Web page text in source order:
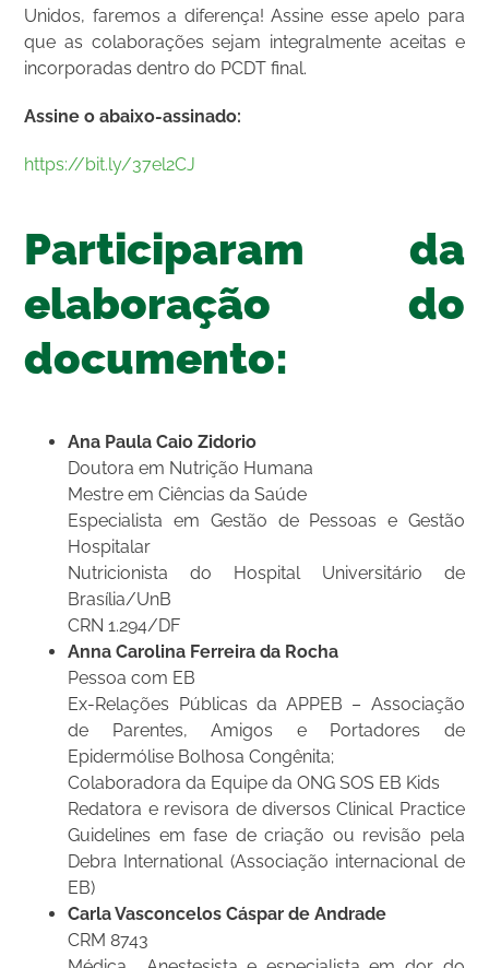
Unidos, faremos a diferença! Assine esse apelo para
que as colaborações sejam integralmente aceitas e
incorporadas dentro do PCDT final.
Assine o abaixo-assinado:
https://bit.ly/37el2CJ
Participaram da
elaboração do
documento:
Ana Paula Caio Zidorio
Doutora em Nutrição Humana
Mestre em Ciências da Saúde
Especialista em Gestão de Pessoas e Gestão
Hospitalar
Nutricionista do Hospital Universitário de
Brasília/UnB
CRN 1.294/DF
Anna Carolina Ferreira da Rocha
Pessoa com EB
Ex-Relações Públicas da APPEB – Associação
de Parentes, Amigos e Portadores de
Epidermólise Bolhosa Congênita;
Colaboradora da Equipe da ONG SOS EB Kids
Redatora e revisora de diversos Clinical Practice
Guidelines em fase de criação ou revisão pela
Debra International (Associação internacional de
EB)
Carla Vasconcelos Cáspar de Andrade
CRM 8743